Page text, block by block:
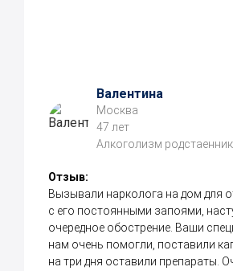
Валентина
Москва
47 лет
Алкоголизм
Отзыв:
Вызывали нарколога на дом для
с его постоянными запоями,
очередное обострение. Ваши
нам очень помогли, поставили
на три дня оставили препараты.